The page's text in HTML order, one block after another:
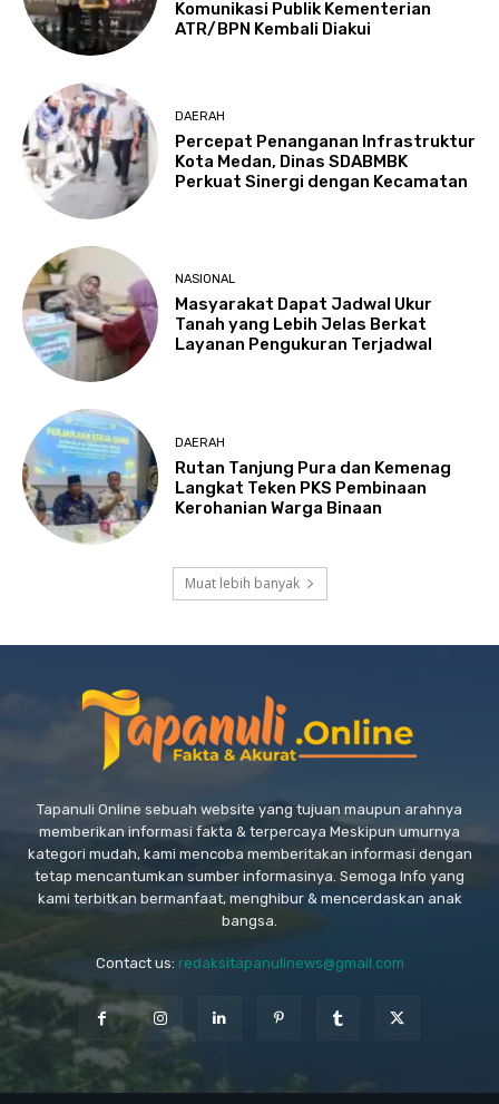
Komunikasi Publik Kementerian
ATR/BPN Kembali Diakui
DAERAH
Percepat Penanganan Infrastruktur
Kota Medan, Dinas SDABMBK
Perkuat Sinergi dengan Kecamatan
NASIONAL
Masyarakat Dapat Jadwal Ukur
Tanah yang Lebih Jelas Berkat
Layanan Pengukuran Terjadwal
DAERAH
Rutan Tanjung Pura dan Kemenag
Langkat Teken PKS Pembinaan
Kerohanian Warga Binaan
Muat lebih banyak
Tapanuli Online sebuah website yang tujuan maupun arahnya
memberikan informasi fakta & terpercaya Meskipun umurnya
kategori mudah, kami mencoba memberitakan informasi dengan
tetap mencantumkan sumber informasinya. Semoga Info yang
kami terbitkan bermanfaat, menghibur & mencerdaskan anak
bangsa.
Contact us: redaksitapanulinews@gmail.com